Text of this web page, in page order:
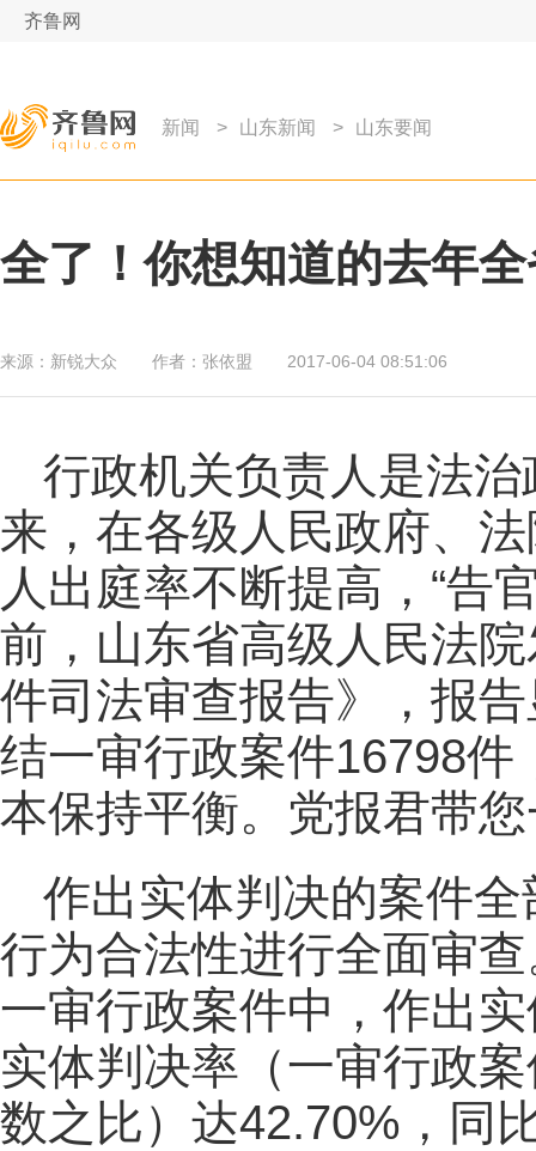
齐鲁网
新闻 > 山东新闻 > 山东要闻
全了！你想知道的去年
来源： 新锐大众 作者： 张依盟 2017-06-04 08:51:06
行政机关负责人是法治
来，在各级人民政府、
人出庭率不断提高，“告
前，山东省高级人民法
件司法审查报告》，报
结一审行政案件16798
本保持平衡。党报君带
作出实体判决的案件
行为合法性进行全面审
一审行政案件中，作出
实体判决率（一审行政
数之比）达42.70%，同